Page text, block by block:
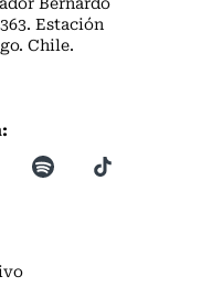
Estación
Chile.